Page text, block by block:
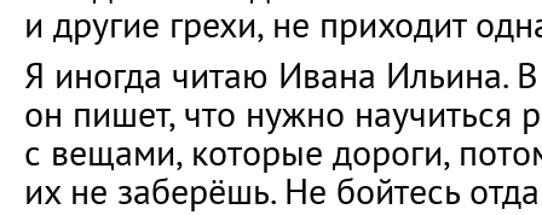
и другие грехи, не приходит
Я иногда читаю Ивана Ильина.
он пишет, что нужно научиться
с вещами, которые дороги,
их не заберёшь. Не бойтесь